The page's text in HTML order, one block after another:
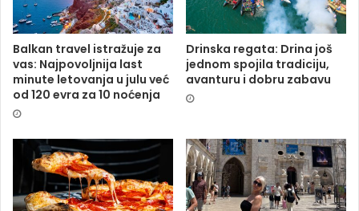
Balkan travel istražuje za
vas: Najpovoljnija last
minute letovanja u julu već
od 120 evra za 10 noćenja
Drinska regata: Drina još
jednom spojila tradiciju,
avanturu i dobru zabavu